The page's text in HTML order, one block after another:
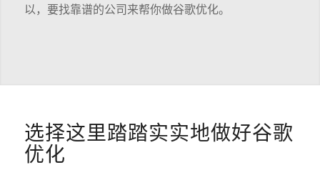
以，要找靠谱的公司来帮你做谷歌优化。
选择这里踏踏实实地做好谷歌
优化